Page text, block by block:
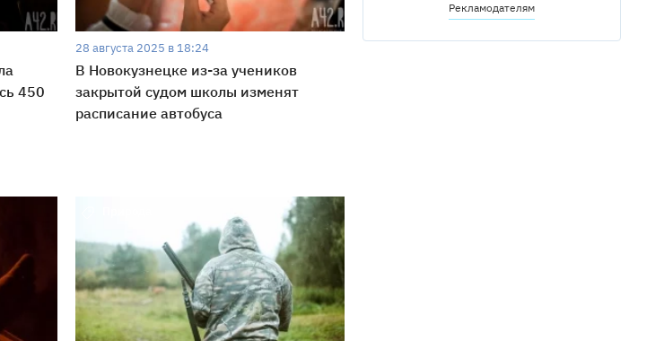
450
28 августа 2025 в 18:24
В Новокузнецке из-за учеников
закрытой судом школы изменят
расписание автобуса
Рекламодателям